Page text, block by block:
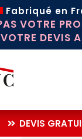
Fabriqué en
VOTRE
DEVIS
DEVIS